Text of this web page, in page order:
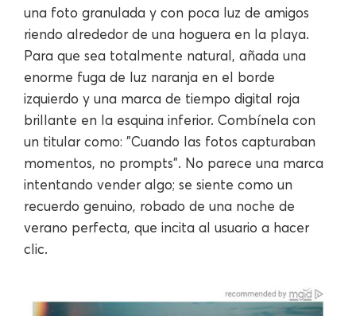
una foto granulada y con poca luz de amigos
riendo alrededor de una hoguera en la playa.
Para que sea totalmente natural, añada una
enorme fuga de luz naranja en el borde
izquierdo y una marca de tiempo digital roja
brillante en la esquina inferior. Combínela con
un titular como: "Cuando las fotos capturaban
momentos, no prompts". No parece una marca
intentando vender algo; se siente como un
recuerdo genuino, robado de una noche de
verano perfecta, que incita al usuario a hacer
clic.